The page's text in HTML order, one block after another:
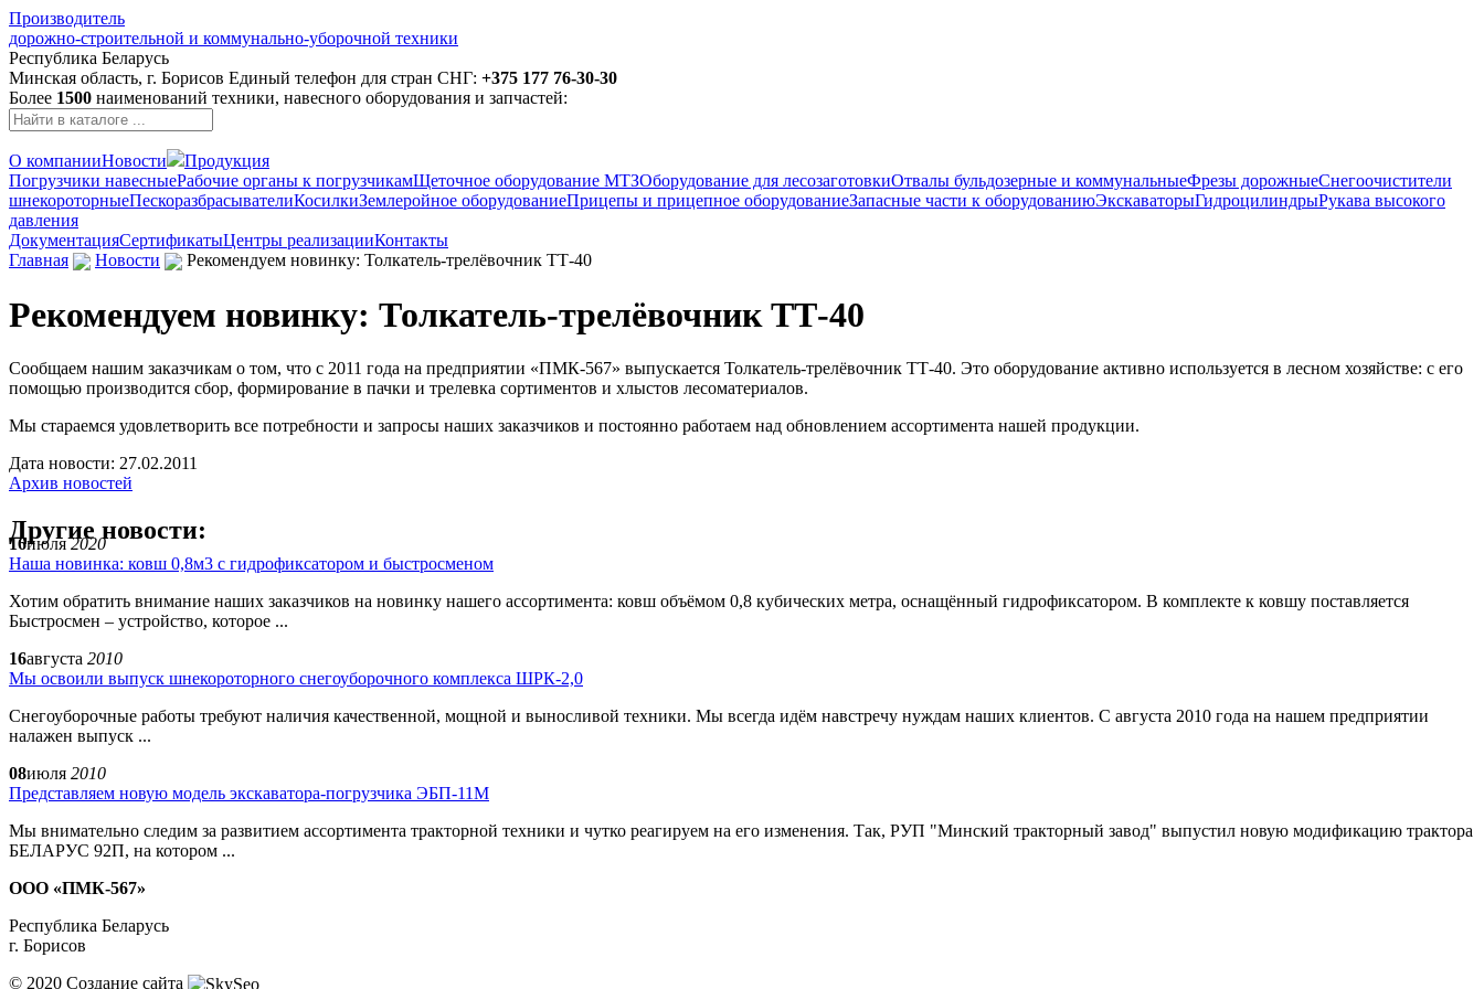
Производитель
дорожно-строительной и коммунально-уборочной техники
Республика Беларусь
Минская область, г. Борисов Единый телефон для стран СНГ: +375 177 76-30-30
Более 1500 наименований техники, навесного оборудования и запчастей:
О компанииНовости
Продукция
Погрузчики навесныеРабочие органы к погрузчикамЩеточное оборудование МТЗОборудование для лесозаготовкиОтвалы бульдозерные и коммунальныеФрезы дорожныеСнегоочистители
шнекороторныеПескоразбрасывателиКосилкиЗемлеройное оборудованиеПрицепы и прицепное оборудованиеЗапасные части к оборудованиюЭкскаваторыГидроцилиндрыРукава высокого
давления
ДокументацияСертификатыЦентры реализацииКонтакты
Главная
Новости Рекомендуем новинку: Толкатель-трелёвочник ТТ-40
Рекомендуем новинку: Толкатель-трелёвочник ТТ-40
Сообщаем нашим заказчикам о том, что с 2011 года на предприятии «ПМК-567» выпускается Толкатель-трелёвочник ТТ-40. Это оборудование активно используется в лесном хозяйстве: с его
помощью производится сбор, формирование в пачки и трелевка сортиментов и хлыстов лесоматериалов.
Мы стараемся удовлетворить все потребности и запросы наших заказчиков и постоянно работаем над обновлением ассортимента нашей продукции.
Дата новости: 27.02.2011
Архив новостей
Другие новости:
16июля2020
Наша новинка: ковш 0,8м3 с гидрофиксатором и быстросменом
Хотим обратить внимание наших заказчиков на новинку нашего ассортимента: ковш объёмом 0,8 кубических метра, оснащённый гидрофиксатором. В комплекте к ковшу поставляется
Быстросмен – устройство, которое ...
16августа 2010
Мы освоили выпуск шнекороторного снегоуборочного комплекса ШРК-2,0
Снегоуборочные работы требуют наличия качественной, мощной и выносливой техники. Мы всегда идём навстречу нуждам наших клиентов. С августа 2010 года на нашем предприятии
налажен выпуск ...
08июля 2010
Представляем новую модель экскаватора-погрузчика ЭБП-11М
Мы внимательно следим за развитием ассортимента тракторной техники и чутко реагируем на его изменения. Так, РУП "Минский тракторный завод" выпустил новую модификацию трактора
БЕЛАРУС 92П, на котором ...
ООО «ПМК-567»
Республика Беларусь
г. Борисов
© 2020 Создание сайта